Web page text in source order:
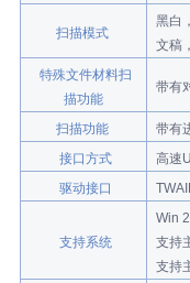
扫描模式
黑白
文稿
特殊文件材料扫
描功能
带有
扫描功能
带有
接口方式
高速
驱动接口
支持系统
Win
支持
支持